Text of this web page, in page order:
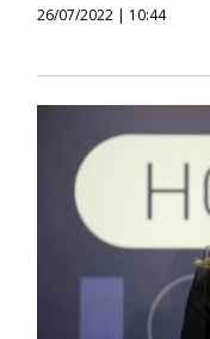
26/07/2022 | 10:44